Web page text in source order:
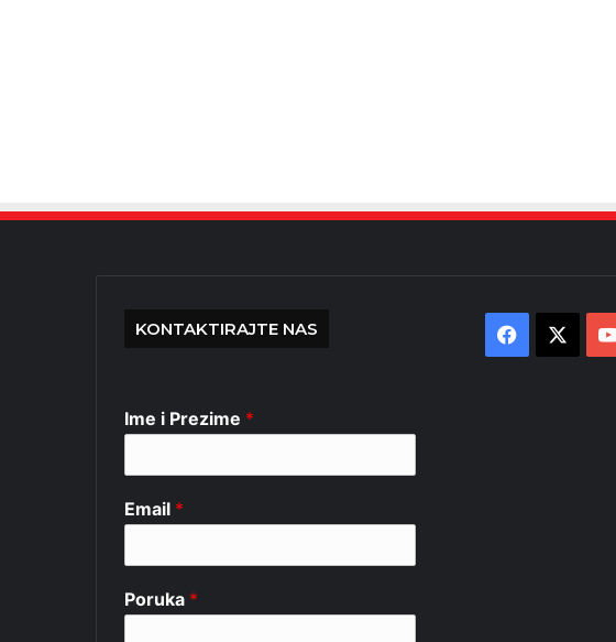
KONTAKTIRAJTE NAS
Ime i Prezime *
Email *
Poruka *
Facebook